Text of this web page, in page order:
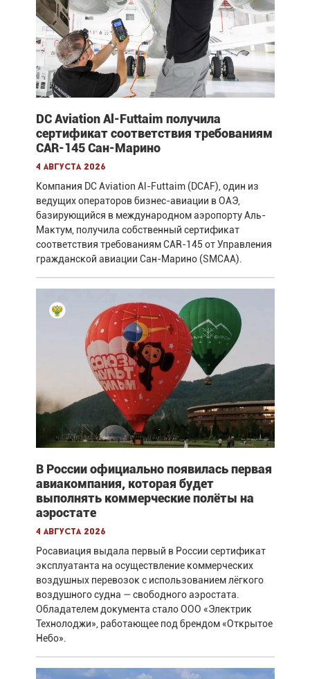
DC Aviation Al-Futtaim получила
сертификат соответствия требованиям
CAR-145 Сан-Марино
4 августа 2026
Компания DC Aviation Al-Futtaim (DCAF), один из
ведущих операторов бизнес-авиации в ОАЭ,
базирующийся в международном аэропорту Аль-
Мактум, получила собственный сертификат
соответствия требованиям CAR-145 от Управления
гражданской авиации Сан-Марино (SMCAA).
В России официально появилась первая
авиакомпания, которая будет
выполнять коммерческие полёты на
аэростате
4 августа 2026
Росавиация выдала первый в России сертификат
эксплуатанта на осуществление коммерческих
воздушных перевозок с использованием лёгкого
воздушного судна — свободного аэростата.
Обладателем документа стало ООО «Электрик
Технолоджи», работающее под брендом «Открытое
Небо».